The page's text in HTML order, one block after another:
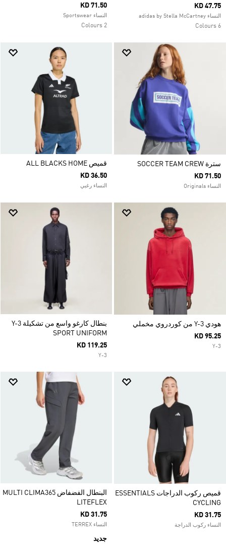
KD 47.75
النساء adidas by Stella McCartney
6 Colours
KD 71.50
النساء Sportswear
2 Colours
سترة SOCCER TEAM CREW
KD 71.50
النساء Originals
قميص ALL BLACKS HOME
KD 36.50
النساء رغبي
هودي Y-3 من كوردروي مخملي
KD 95.25
Y-3
بنطال كارغو واسع من تشكيلة Y-3
SPORT UNIFORM
KD 119.25
Y-3
قميص ركوب الدراجات ESSENTIALS
CYCLING
KD 31.75
النساء ركوب الدراجة
البنطال الفضفاض MULTI CLIMA365
LITEFLEX
KD 31.75
النساء TERREX
جديد